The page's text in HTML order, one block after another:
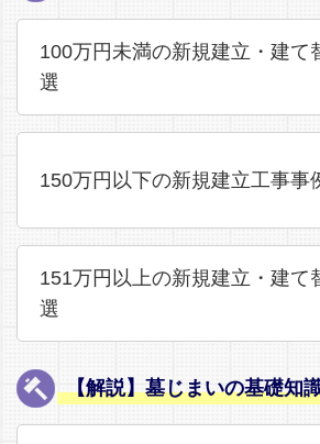
100万円未満の新規建立・建て
選
150万円以下の新規建立工事事
151万円以上の新規建立・建て
選
【解説】墓じまいの基礎知